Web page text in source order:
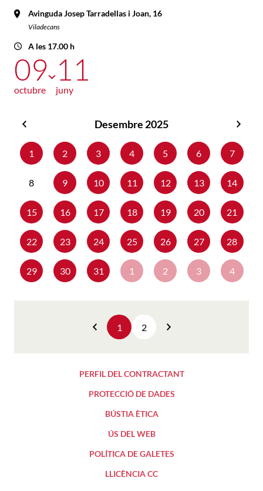
Avinguda Josep Tarradellas i Joan, 16
Viladecans
A les 17.00 h
09
octubre
11
juny
2025
Desembre 2025
1
2 3 4 5 6 7
8 9 10 11 12 13 14
15 16 17 18 19 20 21
22 23 24 25 26 27 28
29 30 31 1 2 3 4
Anterior
1 2
PERFIL DEL CONTRACTANT
PROTECCIÓ DE DADES
BÚSTIA ÈTICA
ÚS DEL WEB
POLÍTICA DE GALETES
LLICÈNCIA CC